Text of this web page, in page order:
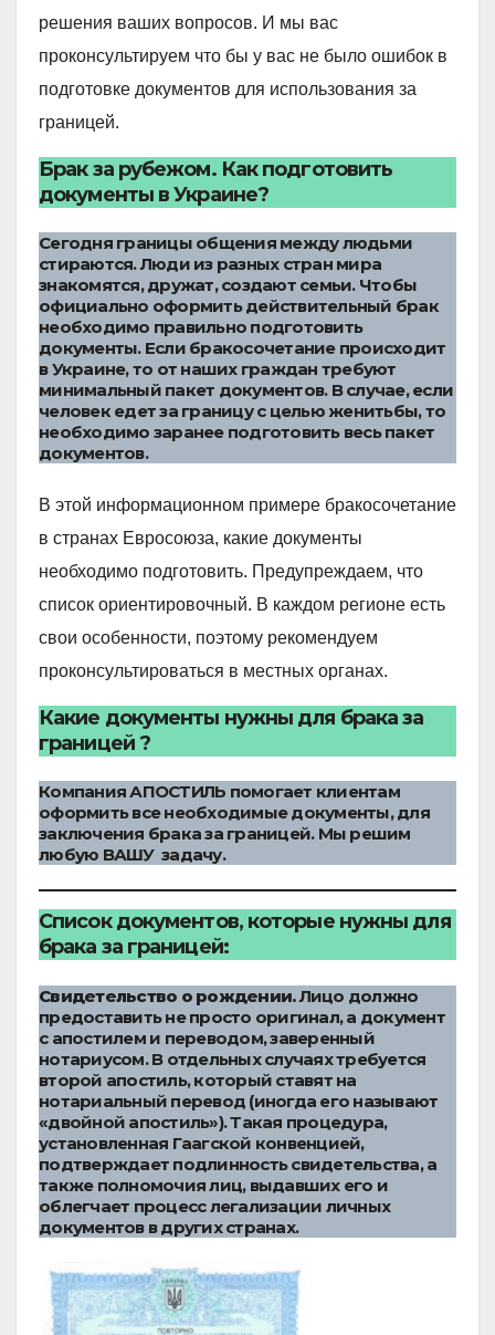
решения ваших вопросов. И мы вас
проконсультируем что бы у вас не было ошибок в
подготовке документов для использования за
границей.
Брак за рубежом. Как подготовить
документы в Украине?
Сегодня границы общения между людьми
стираются. Люди из разных стран мира
знакомятся, дружат, создают семьи. Чтобы
официально оформить действительный брак
необходимо правильно подготовить
документы. Если бракосочетание происходит
в Украине, то от наших граждан требуют
минимальный пакет документов. В случае, если
человек едет за границу с целью женитьбы, то
необходимо заранее подготовить весь пакет
документов.
В этой информационном примере бракосочетание
в странах Евросоюза, какие документы
необходимо подготовить. Предупреждаем, что
список ориентировочный. В каждом регионе есть
свои особенности, поэтому рекомендуем
проконсультироваться в местных органах.
Какие документы нужны для брака за
границей ?
Компания АПОСТИЛЬ помогает клиентам
оформить все необходимые документы, для
заключения брака за границей. Мы решим
любую ВАШУ задачу.
Список документов, которые нужны для
брака за границей:
Свидетельство о рождении.Лицо должно
предоставить не просто оригинал, а документ
с апостилем и переводом, заверенный
нотариусом. В отдельных случаях требуется
второй апостиль, который ставят на
нотариальный перевод (иногда его называют
«двойной апостиль»). Такая процедура,
установленная Гаагской конвенцией,
подтверждает подлинность свидетельства, а
также полномочия лиц, выдавших его и
облегчает процесс легализации личных
документов в других странах.